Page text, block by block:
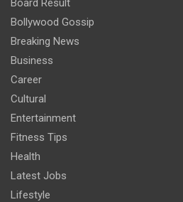
Board Result
Bollywood Gossip
Breaking News
Business
Career
Cultural
Entertainment
Fitness Tips
Health
Latest Jobs
Lifestyle